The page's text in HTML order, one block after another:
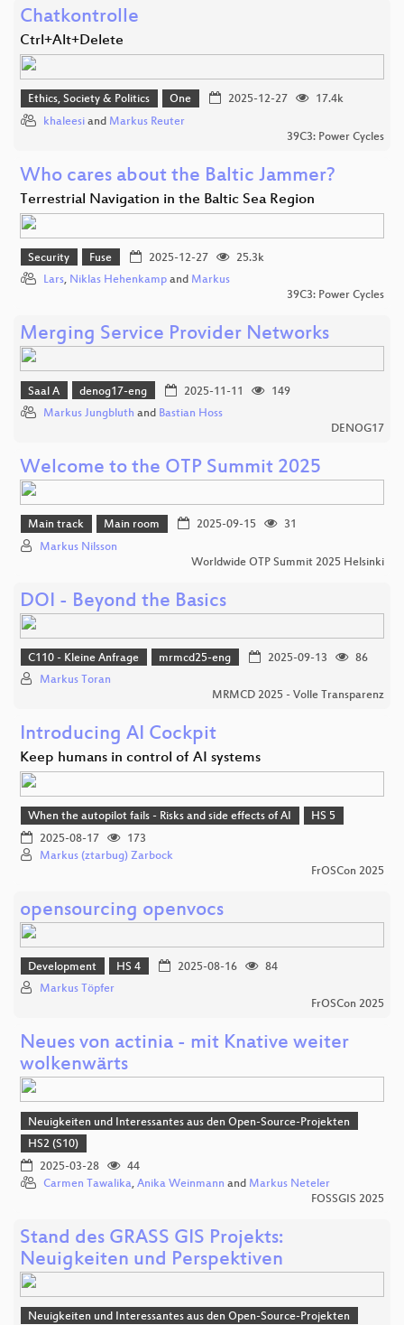
Chatkontrolle
Ctrl+Alt+Delete
Ethics, Society & Politics One 2025-12-27
17.4k
khaleesi and Markus Reuter
39C3: Power Cycles
Who cares about the Baltic Jammer?
Terrestrial Navigation in the Baltic Sea Region
Security Fuse 2025-12-27
25.3k
Lars, Niklas Hehenkamp and Markus
39C3: Power Cycles
Merging Service Provider Networks
Saal A denog17-eng 2025-11-11
149
Markus Jungbluth and Bastian Hoss
DENOG17
Welcome to the OTP Summit 2025
Main track Main room 2025-09-15
31
Markus Nilsson
Worldwide OTP Summit 2025 Helsinki
DOI - Beyond the Basics
C110 - Kleine Anfrage mrmcd25-eng 2025-09-13
86
Markus Toran
MRMCD 2025 - Volle Transparenz
Introducing AI Cockpit
Keep humans in control of AI systems
When the autopilot fails - Risks and side effects of AI
HS 5
2025-08-17
173
Markus (ztarbug) Zarbock
FrOSCon 2025
opensourcing openvocs
Development HS 4 2025-08-16
84
Markus Töpfer
FrOSCon 2025
Neues von actinia - mit Knative weiter
wolkenwärts
Neuigkeiten und Interessantes aus den Open-Source-Projekten
HS2 (S10)
2025-03-28
44
Carmen Tawalika, Anika Weinmann and Markus Neteler
FOSSGIS 2025
Stand des GRASS GIS Projekts:
Neuigkeiten und Perspektiven
Neuigkeiten und Interessantes aus den Open-Source-Projekten